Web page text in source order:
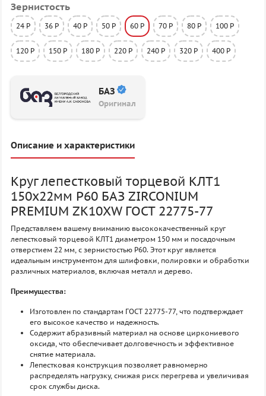
Зернистость
24 P 36 P 40 P 50 P 60 P 70 P 80 P 100 P
120 P 150 P 180 P 220 P 240 P 320 P 400 P
БАЗ
Оригинал
Описание и характеристики
Круг лепестковый торцевой КЛТ1
150х22мм P60 БАЗ ZIRCONIUM
PREMIUM ZK10XW ГОСТ 22775-77
Представляем вашему вниманию высококачественный круг
лепестковый торцевой КЛТ1 диаметром 150 мм и посадочным
отверстием 22 мм, с зернистостью P60. Этот круг является
идеальным инструментом для шлифовки, полировки и обработки
различных материалов, включая металл и дерево.
Преимущества:
Изготовлен по стандартам ГОСТ 22775-77, что подтверждает
его высокое качество и надежность.
Содержит абразивный материал на основе циркониевого
оксида, что обеспечивает долговечность и эффективное
снятие материала.
Лепестковая конструкция позволяет равномерно
распределять нагрузку, снижая риск перегрева и увеличивая
срок службы диска.